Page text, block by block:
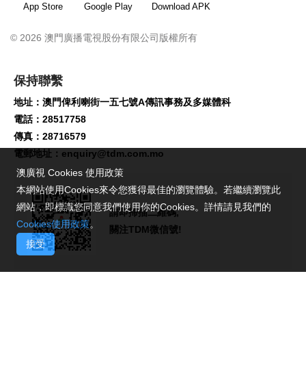
App Store Google Play Download APK
© 2026 澳門廣播電視股份有限公司版權所有
保持聯繫
地址：澳門俾利喇街一五七號A傳訊事務及多媒體科
電話：28517758
傳真：28716579
電郵地址： enquiry@tdm.com.mo
請即掃描二維碼,
關注TDM微信號!
澳廣視 Cookies 使用政策
本網站使用Cookies來令您獲得最佳的瀏覽體驗。若繼續瀏覽此
網站，即標識您同意我們使用你的Cookies。詳情請見我們的
Cookies使用政策。
接受